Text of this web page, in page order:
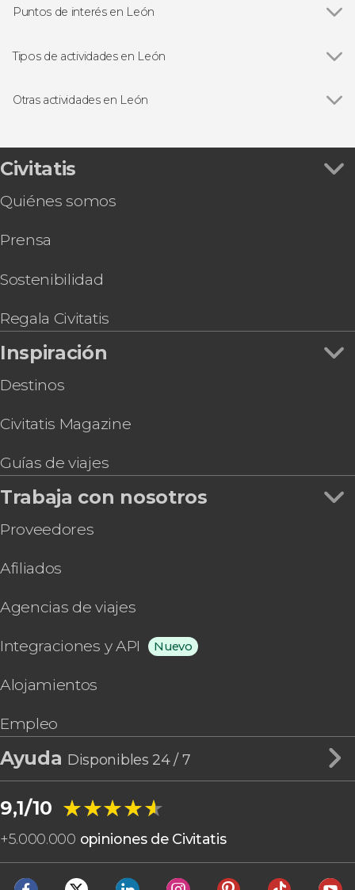
Puntos de interés en León
Tipos de actividades en León
Otras actividades en León
Visita al Museo de San Isidoro de León
Excursión a Las Médulas y Ponferrada
Entrada a la Casa Botines
Cocido maragato en León
Visita guiada por el Museo de Colecciones de la
Civitatis
Quiénes somos
Prensa
Sostenibilidad
Regala Civitatis
Inspiración
Destinos
Civitatis Magazine
Guías de viajes
Trabaja con nosotros
Proveedores
Afiliados
Agencias de viajes
Integraciones y API Nuevo
Alojamientos
Empleo
Ayuda Disponibles 24 / 7
9,1/10 ★★★★★
★★★★★
+5.000.000 opiniones de Civitatis